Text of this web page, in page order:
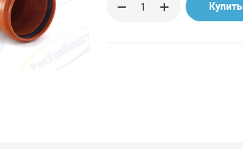
Купить